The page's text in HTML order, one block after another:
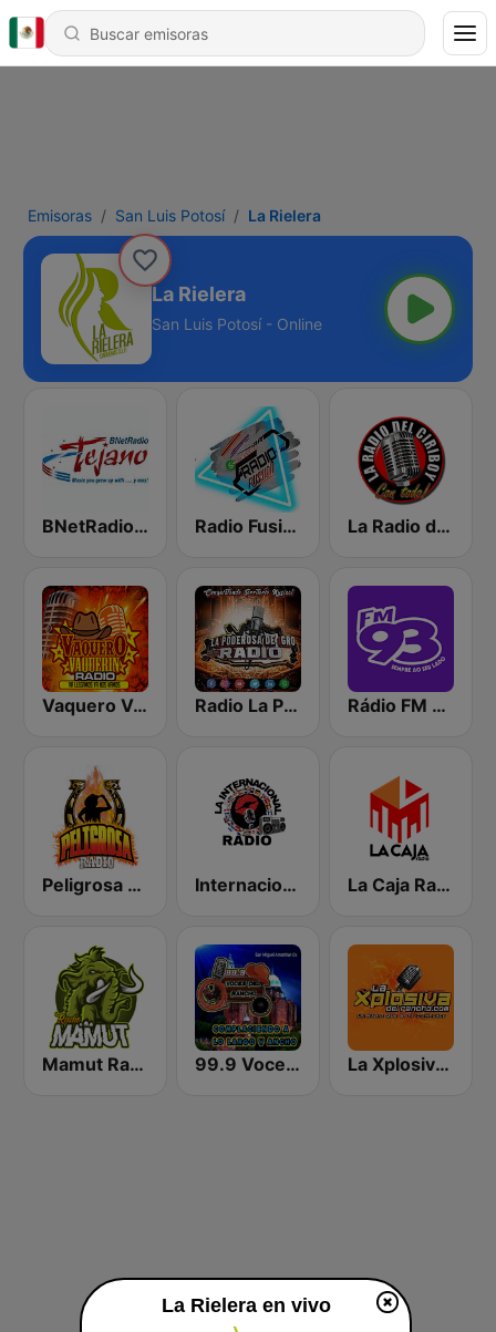
Emisoras San Luis Potosí La Rielera
La Rielera
San Luis Potosí - Online
BNetRadio - Tejano Radio Fusión La Radio del Ciriboy
Vaquero Vaquerin Radio Radio La Poderosa De Gro Rádio FM 93.9
Peligrosa Radio Internacional Radio MX La Caja Radio
Mamut Radio 99.9 Voces del Rancho La Xplosiva del Rancho
La Rielera en vivo